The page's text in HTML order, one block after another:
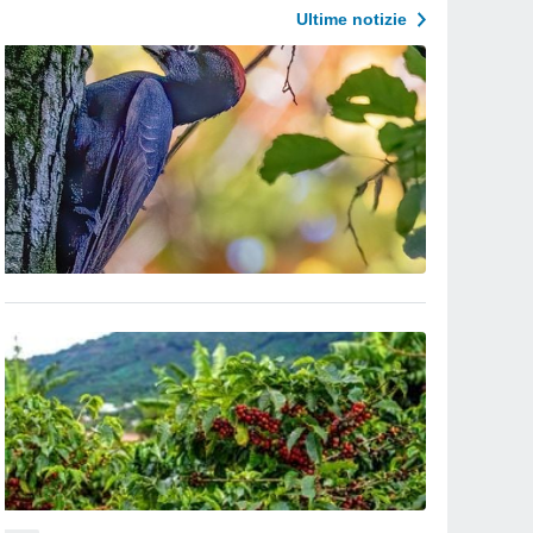
Ultime notizie